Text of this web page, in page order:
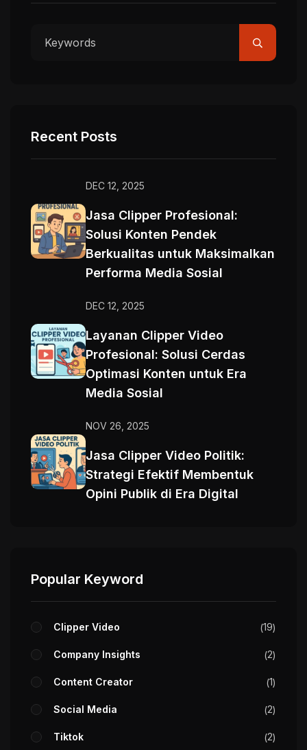
Recent Posts
DEC 12, 2025
Jasa Clipper Profesional:
Solusi Konten Pendek
Berkualitas untuk Maksimalkan
Performa Media Sosial
DEC 12, 2025
Layanan Clipper Video
Profesional: Solusi Cerdas
Optimasi Konten untuk Era
Media Sosial
NOV 26, 2025
Jasa Clipper Video Politik:
Strategi Efektif Membentuk
Opini Publik di Era Digital
Popular Keyword
Clipper Video 19
Company Insights 2
Content Creator 1
Social Media 2
Tiktok 2